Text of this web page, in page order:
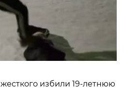
избили 19-летнюю